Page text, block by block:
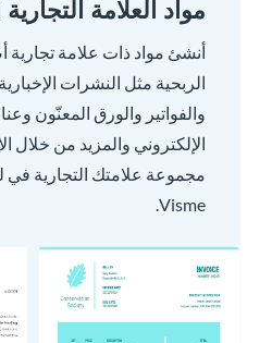
مواد العلامة التجارية
أنشئ مواد ذات علامة
الربحية مثل النشرات
والفواتير والورق المعنّون
الإلكتروني والمزيد من خلال
مجموعة علامتك التجارية
Visme.